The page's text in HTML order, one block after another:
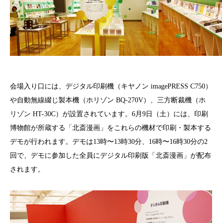
会場入り口には、デジタル印刷機（キヤノン imagePRESS C750）
や自動無線綴じ製本機（ホリゾン BQ-270V）、三方断裁機（ホ
リゾン HT-30C）が設置されています。6月9日（土）には、印刷
博物館が所蔵する「北斎漫画」をこれらの機材で印刷・製本する
デモが行われます。デモは13時〜13時30分、16時〜16時30分の2
回で、デモに参加した全員にデジタル印刷版「北斎漫画」が配布
されます。